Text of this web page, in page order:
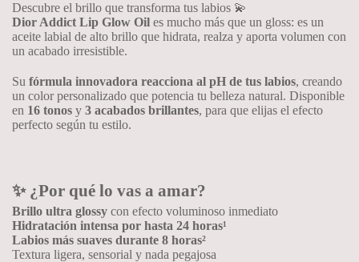
Descubre el brillo que transforma tus labios 💫
Dior Addict Lip Glow Oil es mucho más que un gloss: es un
aceite labial de alto brillo que hidrata, realza y aporta volumen con
un acabado irresistible.
Su fórmula innovadora reacciona al pH de tus labios, creando
un color personalizado que potencia tu belleza natural. Disponible
en 16 tonos y 3 acabados brillantes, para que elijas el efecto
perfecto según tu estilo.
✨ ¿Por qué lo vas a amar?
Brillo ultra glossy con efecto voluminoso inmediato
Hidratación intensa por hasta 24 horas¹
Labios más suaves durante 8 horas²
Textura ligera, sensorial y nada pegajosa